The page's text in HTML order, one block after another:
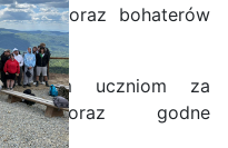
oraz bohaterów
uczniom za
oraz godne